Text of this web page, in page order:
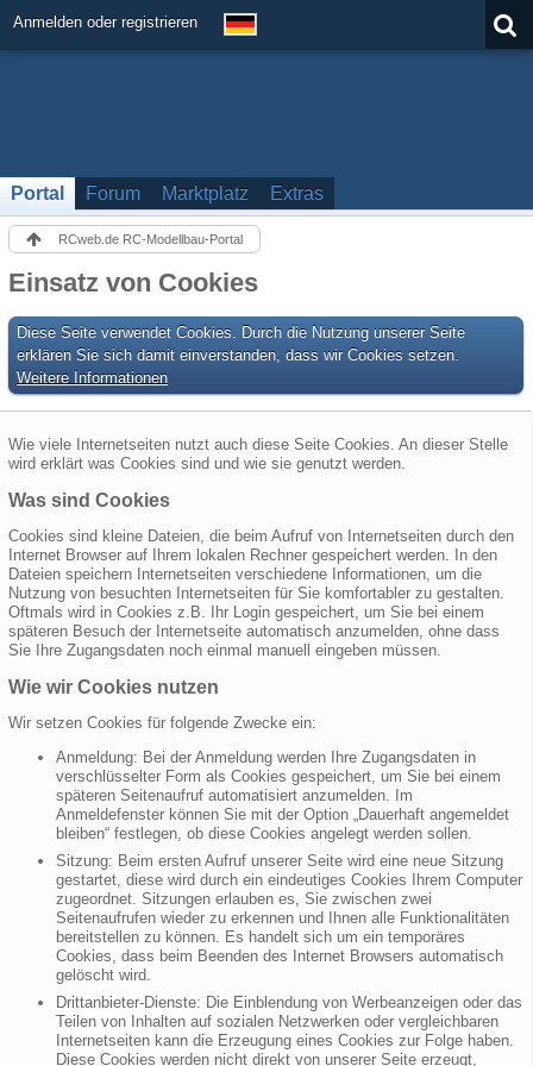
Anmelden oder registrieren
Portal Forum Marktplatz Extras
RCweb.de RC-Modellbau-Portal
Einsatz von Cookies
Diese Seite verwendet Cookies. Durch die Nutzung unserer Seite
erklären Sie sich damit einverstanden, dass wir Cookies setzen.
Weitere Informationen
Wie viele Internetseiten nutzt auch diese Seite Cookies. An dieser Stelle
wird erklärt was Cookies sind und wie sie genutzt werden.
Was sind Cookies
Cookies sind kleine Dateien, die beim Aufruf von Internetseiten durch den
Internet Browser auf Ihrem lokalen Rechner gespeichert werden. In den
Dateien speichern Internetseiten verschiedene Informationen, um die
Nutzung von besuchten Internetseiten für Sie komfortabler zu gestalten.
Oftmals wird in Cookies z.B. Ihr Login gespeichert, um Sie bei einem
späteren Besuch der Internetseite automatisch anzumelden, ohne dass
Sie Ihre Zugangsdaten noch einmal manuell eingeben müssen.
Wie wir Cookies nutzen
Wir setzen Cookies für folgende Zwecke ein:
Anmeldung: Bei der Anmeldung werden Ihre Zugangsdaten in
verschlüsselter Form als Cookies gespeichert, um Sie bei einem
späteren Seitenaufruf automatisiert anzumelden. Im
Anmeldefenster können Sie mit der Option „Dauerhaft angemeldet
bleiben“ festlegen, ob diese Cookies angelegt werden sollen.
Sitzung: Beim ersten Aufruf unserer Seite wird eine neue Sitzung
gestartet, diese wird durch ein eindeutiges Cookies Ihrem Computer
zugeordnet. Sitzungen erlauben es, Sie zwischen zwei
Seitenaufrufen wieder zu erkennen und Ihnen alle Funktionalitäten
bereitstellen zu können. Es handelt sich um ein temporäres
Cookies, dass beim Beenden des Internet Browsers automatisch
gelöscht wird.
Drittanbieter-Dienste: Die Einblendung von Werbeanzeigen oder das
Teilen von Inhalten auf sozialen Netzwerken oder vergleichbaren
Internetseiten kann die Erzeugung eines Cookies zur Folge haben.
Diese Cookies werden nicht direkt von unserer Seite erzeugt,